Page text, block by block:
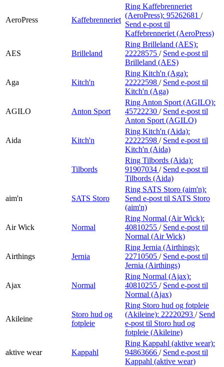
AeroPress Kaffebrenneriet
Ring Kaffebrenneriet
(AeroPress): 95262681 /
Send e-post til
Kaffebrenneriet (AeroPress)
AES Brilleland
Ring Brilleland (AES):
22228575 / Send e-post til
Brilleland (AES)
Aga Kitch'n
Ring Kitch'n (Aga):
22222598 / Send e-post til
Kitch'n (Aga)
AGILO Anton Sport
Ring Anton Sport (AGILO):
45722230 / Send e-post til
Anton Sport (AGILO)
Aida Kitch'n
Ring Kitch'n (Aida):
22222598 / Send e-post til
Kitch'n (Aida)
Tilbords
Ring Tilbords (Aida):
91907034 / Send e-post til
Tilbords (Aida)
aim'n SATS Storo
Ring SATS Storo (aim'n):
Send e-post til SATS Storo
(aim'n)
Air Wick Normal
Ring Normal (Air Wick):
40810255 / Send e-post til
Normal (Air Wick)
Airthings Jernia
Ring Jernia (Airthings):
22710505 / Send e-post til
Jernia (Airthings)
Ajax Normal
Ring Normal (Ajax):
40810255 / Send e-post til
Normal (Ajax)
Akileine
Storo hud og
fotpleie
Ring Storo hud og fotpleie
(Akileine): 22220293 / Send
e-post til Storo hud og
fotpleie (Akileine)
aktive wear Kappahl
Ring Kappahl (aktive wear):
94863666 / Send e-post til
Kappahl (aktive wear)